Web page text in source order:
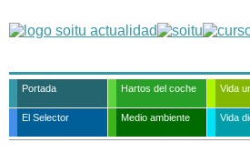
Portada Hartos del coche Vida
El Selector Medio ambiente Vida